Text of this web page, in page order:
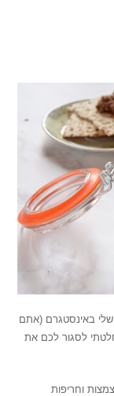
שלי באינסטגרם (אתם
לסגור לכם את
וחריפות